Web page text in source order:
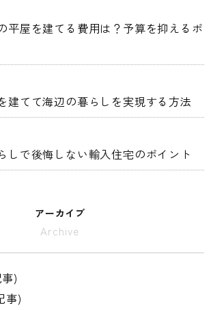
平屋を建てる費用は？予算を抑えるポ
建てて海辺の暮らしを実現する方法
しで後悔しない輸入住宅のポイント
アーカイブ
Archive
)
事)